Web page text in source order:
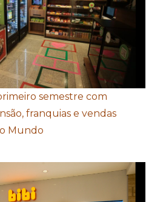
semestre com
franquias e vendas
Mundo